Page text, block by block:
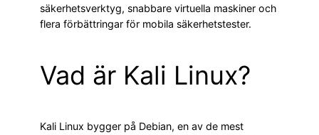
säkerhetsverktyg, snabbare virtuella maskiner och
flera förbättringar för mobila säkerhetstester.
Vad är Kali Linux?
Kali Linux bygger på Debian, en av de mest